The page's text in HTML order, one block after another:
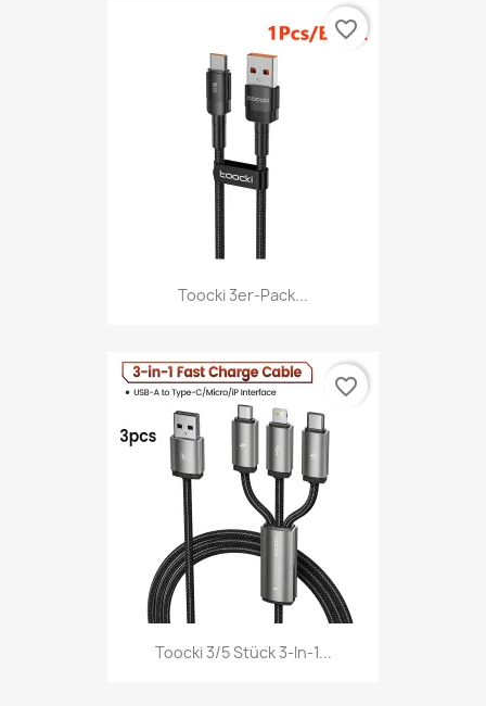
Toocki 3er-Pack...
favorite_border
Toocki 3/5 Stück 3-In-1...
favorite_border